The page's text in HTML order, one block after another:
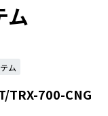
ム
ム
TRX-700-CNG